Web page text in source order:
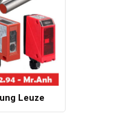
Leuze